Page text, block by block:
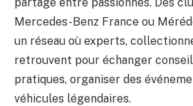
Mercedes-Benz France ou
un réseau où experts,
retrouvent pour échanger
pratiques, organiser des
véhicules légendaires.